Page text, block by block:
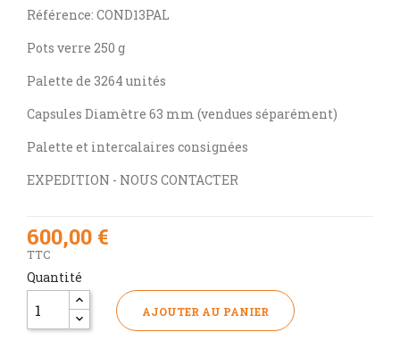
Référence: COND13PAL
Pots verre 250 g
Palette de 3264 unités
Capsules Diamètre 63 mm (vendues séparément)
Palette et intercalaires consignées
EXPEDITION - NOUS CONTACTER
600,00 €
TTC
Quantité
AJOUTER AU PANIER